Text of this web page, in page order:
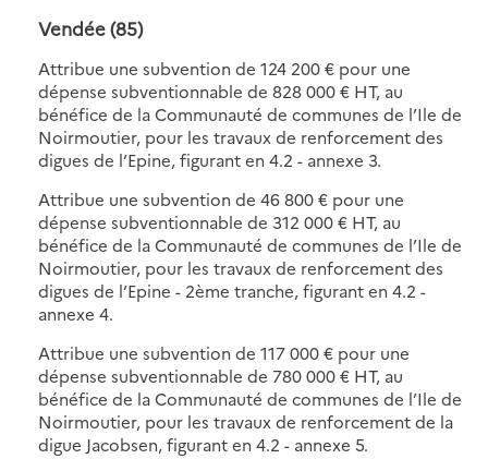
Vendée (85)
Attribue une subvention de 124 200 € pour une
dépense subventionnable de 828 000 € HT, au
bénéfice de la Communauté de communes de l’Ile de
Noirmoutier, pour les travaux de renforcement des
digues de l’Epine, figurant en 4.2 - annexe 3.
Attribue une subvention de 46 800 € pour une
dépense subventionnable de 312 000 € HT, au
bénéfice de la Communauté de communes de l’Ile de
Noirmoutier, pour les travaux de renforcement des
digues de l’Epine - 2ème tranche, figurant en 4.2 -
annexe 4.
Attribue une subvention de 117 000 € pour une
dépense subventionnable de 780 000 € HT, au
bénéfice de la Communauté de communes de l’Ile de
Noirmoutier, pour les travaux de renforcement de la
digue Jacobsen, figurant en 4.2 - annexe 5.